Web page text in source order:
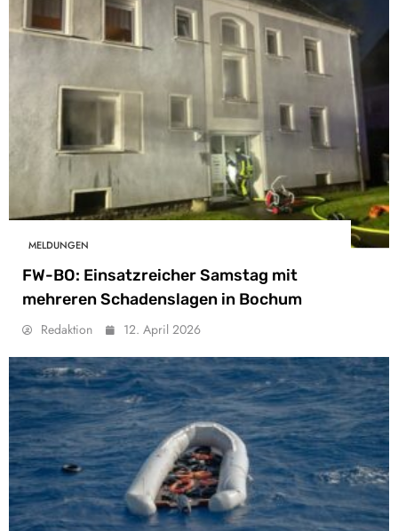
MELDUNGEN
FW-BO: Einsatzreicher Samstag mit
mehreren Schadenslagen in Bochum
Redaktion 12. April 2026